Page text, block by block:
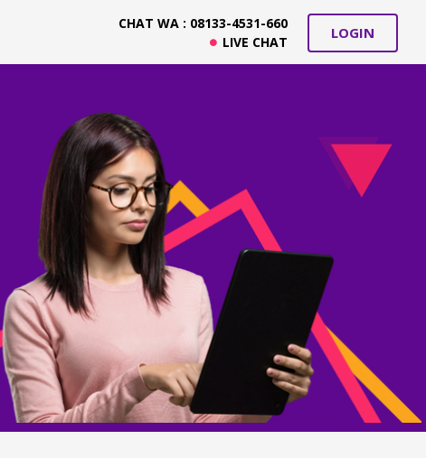
CHAT WA : 08133-4531-660
LIVE CHAT
LOGIN